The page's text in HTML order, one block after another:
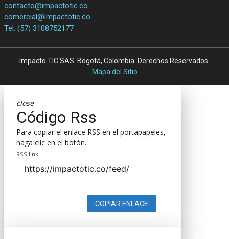
contacto@impactotic.co
comercial@impactotic.co
Tel. (57) 3108752177
Impacto TIC SAS. Bogotá, Colombia. Derechos Reservados.
Mapa del Sitio
close
Código Rss
Para copiar el enlace RSS en el portapapeles,
haga clic en el botón.
RSS link
COPIAR ENLACE